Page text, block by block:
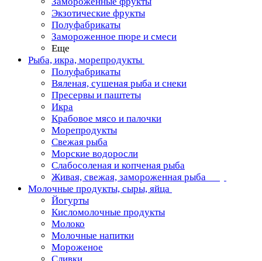
Экзотические фрукты
Полуфабрикаты
Замороженное пюре и смеси
Еще
Рыба, икра, морепродукты
Полуфабрикаты
Вяленая, сушеная рыба и снеки
Пресервы и паштеты
Икра
Крабовое мясо и палочки
Морепродукты
Свежая рыба
Морские водоросли
Слабосоленая и копченая рыба
Живая, свежая, замороженная рыба
Молочные продукты, сыры, яйца
Йогурты
Кисломолочные продукты
Молоко
Молочные напитки
Мороженое